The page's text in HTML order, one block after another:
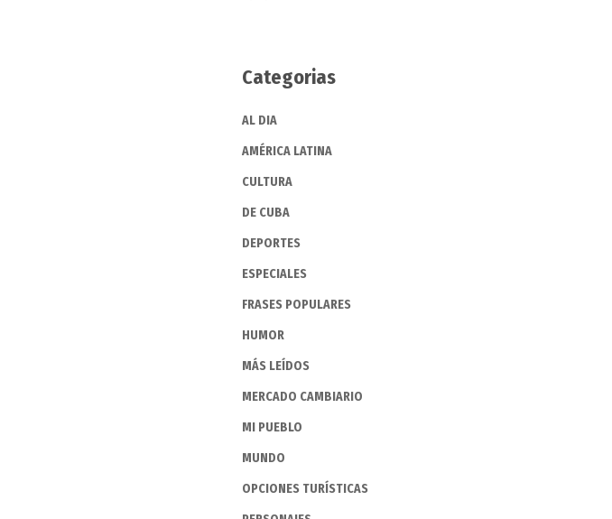
Categorias
AL DIA
AMÉRICA LATINA
CULTURA
DE CUBA
DEPORTES
ESPECIALES
FRASES POPULARES
HUMOR
MÁS LEÍDOS
MERCADO CAMBIARIO
MI PUEBLO
MUNDO
OPCIONES TURÍSTICAS